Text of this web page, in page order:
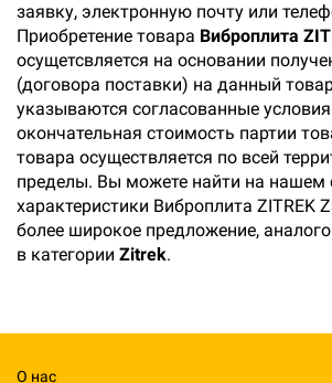
заявку, электронную почту или
Приобретение товара Виброплита
осущетсвляется на основании
(договора поставки) на данный
указываются согласованные
окончательная стоимость партии
товара осуществляется по всей
пределы. Вы можете найти на нашем
характеристики Виброплита ZITREK
более широкое предложение,
в категории Zitrek.
О нас